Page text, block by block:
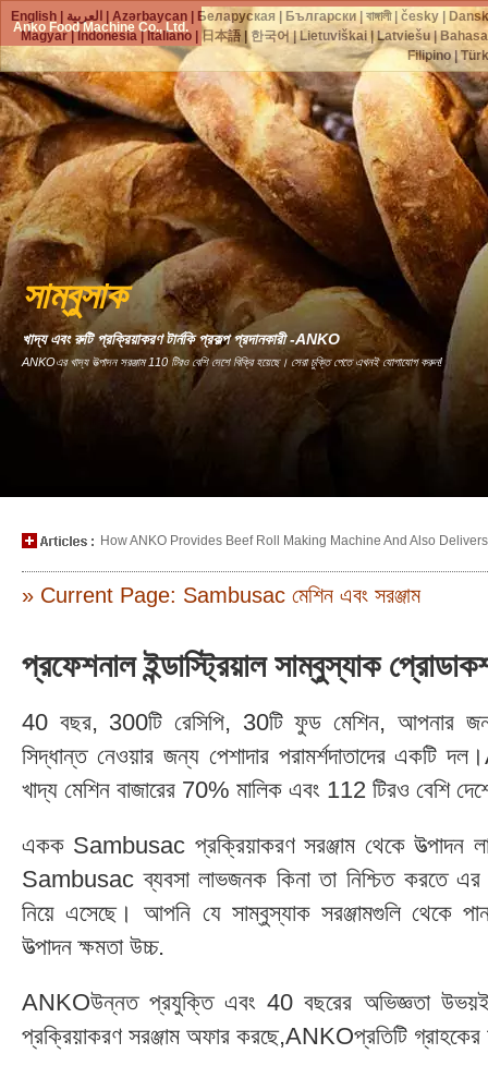
Anko Food Machine Co., Ltd.
সাম্বুসাক
খাদ্য এবং রুটি প্রক্রিয়াকরণ টার্নকি প্রকল্প প্রদানকারী -ANKO
ANKOএর খাদ্য উত্পাদন সরঞ্জাম 110 টিরও বেশি দেশে বিক্রি হয়েছে। সেরা চুক্তি পেতে এখনই যোগাযোগ করুন!
How ANKO Provides Beef Roll Making Machine And Also
» Current Page: Sambusac মেশিন এবং সরঞ্জাম
প্রফেশনাল ইন্ডাস্ট্রিয়াল সাম্বুস্যাক
40 বছর, 300টি রেসিপি, 30টি ফুড মেশিন, আপনার জন্য
সিদ্ধান্ত নেওয়ার জন্য পেশাদার পরামর্শদাতাদের একটি
খাদ্য মেশিন বাজারের 70% মালিক এবং 112 টিরও বেশি
একক Sambusac প্রক্রিয়াকরণ সরঞ্জাম থেকে উত্পাদন
Sambusac ব্যবসা লাভজনক কিনা তা নিশ্চিত করতে এর
নিয়ে এসেছে। আপনি যে সাম্বুস্যাক সরঞ্জামগুলি থেকে
উত্পাদন ক্ষমতা উচ্চ.
ANKOউন্নত প্রযুক্তি এবং 40 বছরের অভিজ্ঞতা উভয়ই
প্রক্রিয়াকরণ সরঞ্জাম অফার করছে,ANKOপ্রতিটি গ্রাহকের
English العربية |Azərbaycan Беларуская Български |বাঙ্গালী|česky
Magyar|Indonesia| Italiano| 日本語|한국어|Lietuviškai|Latviešu|
Filipino|